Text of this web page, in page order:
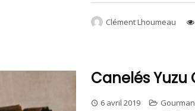
Clément Lhoumeau
Canelés Yuzu
6 avril 2019